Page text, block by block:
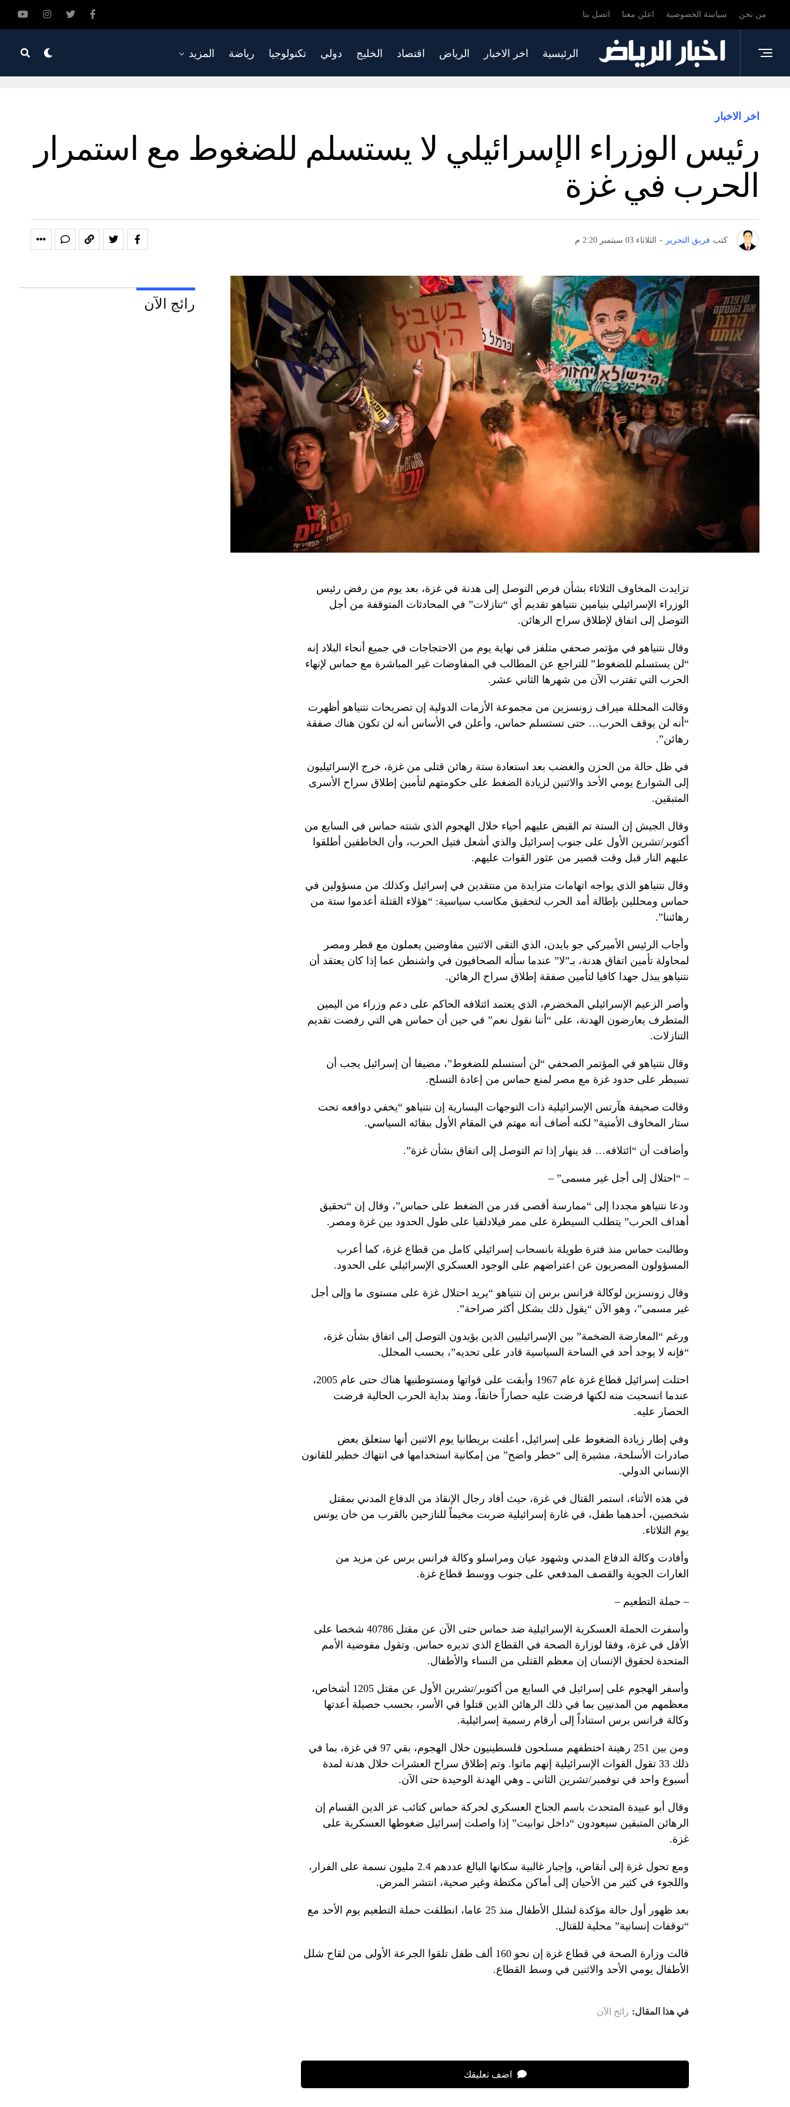
من نحن سياسة الخصوصية اعلن معنا اتصل بنا
الرئيسية اخر الاخبار الرياض اقتصاد الخليج دولي تكنولوجيا رياضة المزيد
اخر الاخبار
رئيس الوزراء الإسرائيلي لا يستسلم للضغوط مع استمرار
الحرب في غزة
كتب فريق التحرير - الثلاثاء 03 سبتمبر 2:20 م
تزايدت المخاوف الثلاثاء بشأن فرص التوصل إلى هدنة في غزة، بعد يوم من رفض رئيس
الوزراء الإسرائيلي بنيامين نتنياهو تقديم أي “تنازلات” في المحادثات المتوقفة من أجل
التوصل إلى اتفاق لإطلاق سراح الرهائن.
وقال نتنياهو في مؤتمر صحفي متلفز في نهاية يوم من الاحتجاجات في جميع أنحاء البلاد إنه
“لن يستسلم للضغوط” للتراجع عن المطالب في المفاوضات غير المباشرة مع حماس لإنهاء
الحرب التي تقترب الآن من شهرها الثاني عشر.
وقالت المحللة ميراف زونسزين من مجموعة الأزمات الدولية إن تصريحات نتنياهو أظهرت
“أنه لن يوقف الحرب… حتى تستسلم حماس، وأعلن في الأساس أنه لن تكون هناك صفقة
رهائن”.
في ظل حالة من الحزن والغضب بعد استعادة ستة رهائن قتلى من غزة، خرج الإسرائيليون
إلى الشوارع يومي الأحد والاثنين لزيادة الضغط على حكومتهم لتأمين إطلاق سراح الأسرى
المتبقين.
وقال الجيش إن الستة تم القبض عليهم أحياء خلال الهجوم الذي شنته حماس في السابع من
أكتوبر/تشرين الأول على جنوب إسرائيل والذي أشعل فتيل الحرب، وأن الخاطفين أطلقوا
عليهم النار قبل وقت قصير من عثور القوات عليهم.
وقال نتنياهو الذي يواجه اتهامات متزايدة من منتقدين في إسرائيل وكذلك من مسؤولين في
حماس ومحللين بإطالة أمد الحرب لتحقيق مكاسب سياسية: “هؤلاء القتلة أعدموا ستة من
رهائننا”.
وأجاب الرئيس الأميركي جو بايدن، الذي التقى الاثنين مفاوضين يعملون مع قطر ومصر
لمحاولة تأمين اتفاق هدنة، بـ”لا” عندما سأله الصحافيون في واشنطن عما إذا كان يعتقد أن
نتنياهو يبذل جهدا كافيا لتأمين صفقة إطلاق سراح الرهائن.
وأصر الزعيم الإسرائيلي المخضرم، الذي يعتمد ائتلافه الحاكم على دعم وزراء من اليمين
المتطرف يعارضون الهدنة، على “أننا نقول نعم” في حين أن حماس هي التي رفضت تقديم
التنازلات.
وقال نتنياهو في المؤتمر الصحفي “لن أستسلم للضغوط”، مضيفا أن إسرائيل يجب أن
تسيطر على حدود غزة مع مصر لمنع حماس من إعادة التسلح.
وقالت صحيفة هآرتس الإسرائيلية ذات التوجهات اليسارية إن نتنياهو “يخفي دوافعه تحت
ستار المخاوف الأمنية” لكنه أضاف أنه مهتم في المقام الأول ببقائه السياسي.
وأضافت أن “ائتلافه… قد ينهار إذا تم التوصل إلى اتفاق بشأن غزة”.
– “احتلال إلى أجل غير مسمى” –
ودعا نتنياهو مجددا إلى “ممارسة أقصى قدر من الضغط على حماس”، وقال إن “تحقيق
أهداف الحرب” يتطلب السيطرة على ممر فيلادلفيا على طول الحدود بين غزة ومصر.
وطالبت حماس منذ فترة طويلة بانسحاب إسرائيلي كامل من قطاع غزة، كما أعرب
المسؤولون المصريون عن اعتراضهم على الوجود العسكري الإسرائيلي على الحدود.
وقال زونسزين لوكالة فرانس برس إن نتنياهو “يريد احتلال غزة على مستوى ما وإلى أجل
غير مسمى”، وهو الآن “يقول ذلك بشكل أكثر صراحة”.
ورغم “المعارضة الضخمة” بين الإسرائيليين الذين يؤيدون التوصل إلى اتفاق بشأن غزة،
“فإنه لا يوجد أحد في الساحة السياسية قادر على تحديه”، بحسب المحلل.
احتلت إسرائيل قطاع غزة عام 1967 وأبقت على قواتها ومستوطنيها هناك حتى عام 2005،
عندما انسحبت منه لكنها فرضت عليه حصاراً خانقاً، ومنذ بداية الحرب الحالية فرضت
الحصار عليه.
وفي إطار زيادة الضغوط على إسرائيل، أعلنت بريطانيا يوم الاثنين أنها ستعلق بعض
صادرات الأسلحة، مشيرة إلى “خطر واضح” من إمكانية استخدامها في انتهاك خطير للقانون
الإنساني الدولي.
في هذه الأثناء، استمر القتال في غزة، حيث أفاد رجال الإنقاذ من الدفاع المدني بمقتل
شخصين، أحدهما طفل، في غارة إسرائيلية ضربت مخيماً للنازحين بالقرب من خان يونس
يوم الثلاثاء.
وأفادت وكالة الدفاع المدني وشهود عيان ومراسلو وكالة فرانس برس عن مزيد من
الغارات الجوية والقصف المدفعي على جنوب ووسط قطاع غزة.
– حملة التطعيم –
وأسفرت الحملة العسكرية الإسرائيلية ضد حماس حتى الآن عن مقتل 40786 شخصا على
الأقل في غزة، وفقا لوزارة الصحة في القطاع الذي تديره حماس. وتقول مفوضية الأمم
المتحدة لحقوق الإنسان إن معظم القتلى من النساء والأطفال.
وأسفر الهجوم على إسرائيل في السابع من أكتوبر/تشرين الأول عن مقتل 1205 أشخاص،
معظمهم من المدنيين بما في ذلك الرهائن الذين قتلوا في الأسر، بحسب حصيلة أعدتها
وكالة فرانس برس استناداً إلى أرقام رسمية إسرائيلية.
ومن بين 251 رهينة اختطفهم مسلحون فلسطينيون خلال الهجوم، بقي 97 في غزة، بما في
ذلك 33 تقول القوات الإسرائيلية إنهم ماتوا. وتم إطلاق سراح العشرات خلال هدنة لمدة
أسبوع واحد في نوفمبر/تشرين الثاني ـ وهي الهدنة الوحيدة حتى الآن.
وقال أبو عبيدة المتحدث باسم الجناح العسكري لحركة حماس كتائب عز الدين القسام إن
الرهائن المتبقين سيعودون “داخل توابيت” إذا واصلت إسرائيل ضغوطها العسكرية على
غزة.
ومع تحول غزة إلى أنقاض، وإجبار غالبية سكانها البالغ عددهم 2.4 مليون نسمة على الفرار،
واللجوء في كثير من الأحيان إلى أماكن مكتظة وغير صحية، انتشر المرض.
بعد ظهور أول حالة مؤكدة لشلل الأطفال منذ 25 عاما، انطلقت حملة التطعيم يوم الأحد مع
“توقفات إنسانية” محلية للقتال.
قالت وزارة الصحة في قطاع غزة إن نحو 160 ألف طفل تلقوا الجرعة الأولى من لقاح شلل
الأطفال يومي الأحد والاثنين في وسط القطاع.
في هذا المقال: رائج الآن
اضف تعليقك
رائج الآن